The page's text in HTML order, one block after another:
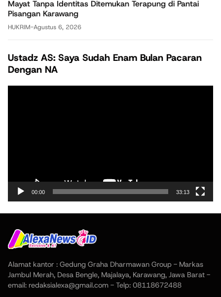
Mayat Tanpa Identitas Ditemukan Terapung di Pantai
Pisangan Karawang
HUKRIM-Agustus 6, 2026
Ustadz AS: Saya Sudah Enam Bulan Pacaran
Dengan NA
00:00 33:13
Alamat kantor : Gedung Graha Dharmawan Group - Markas
Jambul Merah, Desa Bengle, Majalaya, Karawang, Jawa Barat -
email: redaksialexa@gmail.com - Telp: 08118672488